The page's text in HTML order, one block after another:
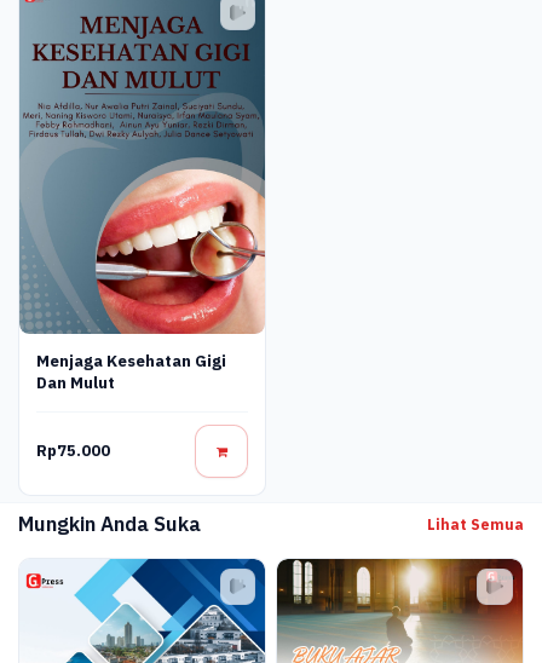
Menjaga Kesehatan Gigi
Dan Mulut
Rp75.000
Mungkin Anda Suka Lihat Semua